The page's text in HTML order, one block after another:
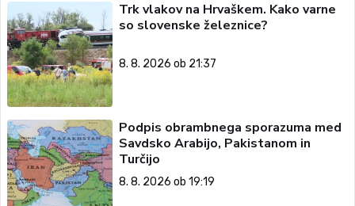
Trk vlakov na Hrvaškem. Kako varne
so slovenske železnice?
8. 8. 2026 ob 21:37
Podpis obrambnega sporazuma med
Savdsko Arabijo, Pakistanom in
Turčijo
8. 8. 2026 ob 19:19